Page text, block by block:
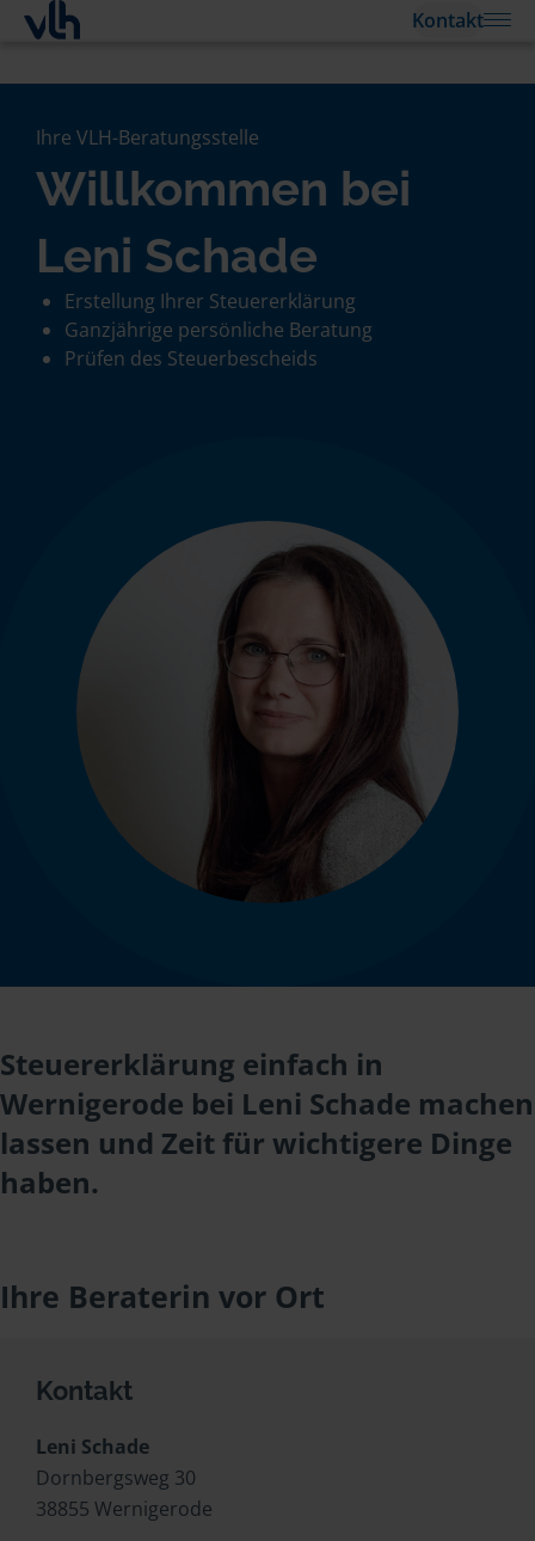
Kontakt
Ihre VLH-Beratungsstelle
Willkommen bei
Leni Schade
Erstellung Ihrer Steuererklärung
Ganzjährige persönliche Beratung
Prüfen des Steuerbescheids
Steuererklärung einfach in
Wernigerode bei Leni Schade machen
lassen und Zeit für wichtigere Dinge
haben.
Ihre Beraterin vor Ort
Kontakt
Leni Schade
Dornbergsweg 30
38855 Wernigerode